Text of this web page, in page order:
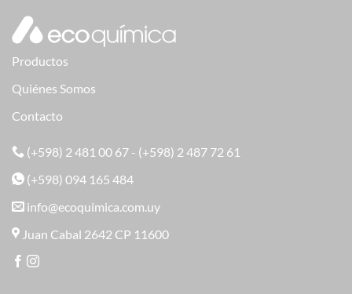
Productos
Quiénes Somos
Contacto
(+598) 2 481 00 67 - (+598) 2 487 72 61
(+598) 094 165 484
info@ecoquimica.com.uy
Juan Cabal 2642 CP 11600